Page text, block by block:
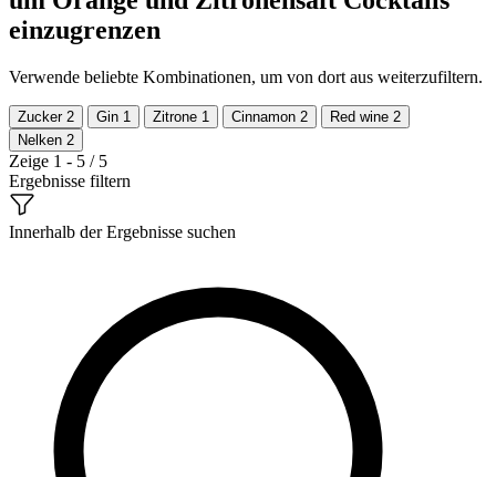
einzugrenzen
Verwende beliebte Kombinationen, um von dort aus weiterzufiltern.
Zucker 2 Gin 1 Zitrone 1 Cinnamon 2 Red wine 2
Nelken 2
Zeige 1 - 5 / 5
Ergebnisse filtern
Innerhalb der Ergebnisse suchen